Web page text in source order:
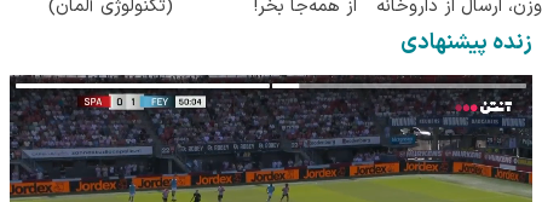
وزن، ارسال از داروخانه
های نزدیکت!
از همه‌جا بخر!
(تکنولوژی آلمان)
زنده پیشنهادی